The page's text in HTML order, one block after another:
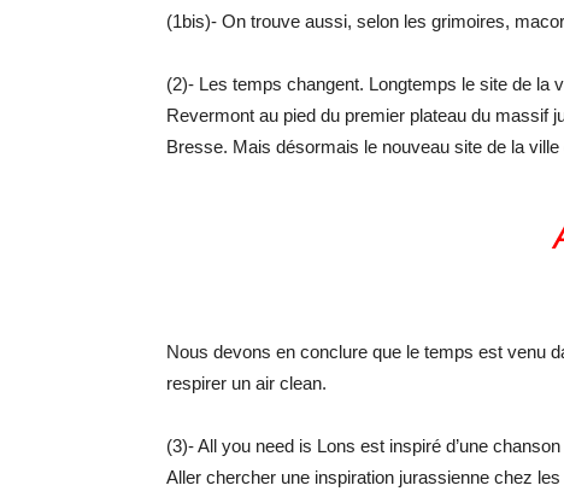
(1bis)- On trouve aussi, selon les grimoires,
(2)- Les temps changent. Longtemps le site de la
Revermont au pied du premier plateau du massif
Bresse. Mais désormais le nouveau site de la ville
Nous devons en conclure que le temps est venu
respirer un air clean.
(3)- All you need is Lons est inspiré d’une
Aller chercher une inspiration jurassienne chez